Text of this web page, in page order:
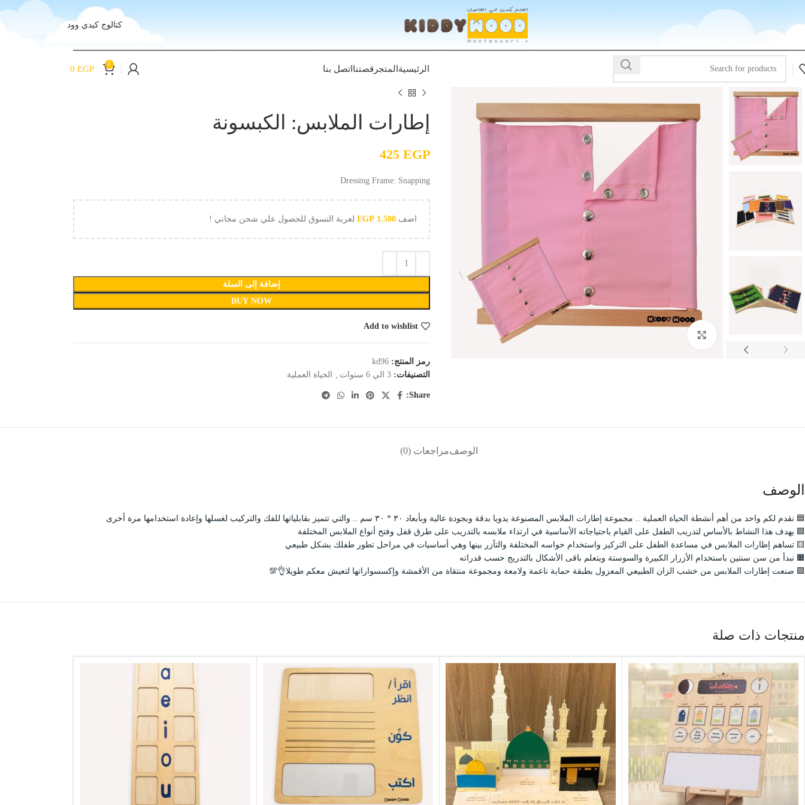
كتالوج كيدي وود
الرئيسية المتجر قصتنا اتصل بنا 0
0 EGP
إطارات الملابس: الكبسونة
425EGP
Dressing Frame: Snapping
اضف 1.500
EGPلعربة التسوق للحصول علي شحن مجاني !
إضافة إلى السلة
BUY NOW
Add to wishlist
رمز المنتج: kd96
التصنيفات: 3 الي 6 سنوات , الحياة العملية
Share:
الوصفمراجعات (0)
الوصف
🟦 نقدم لكم واحد من أهم أنشطة الحياة العملية .. مجموعة إطارات الملابس المصنوعة يدويا بدقة وبجودة عالية وبأبعاد ٣٠ * ٣٠ سم .. والتي تتميز بقابلياتها للفك والتركيب لغسلها وإعادة استخدامها مرة أخرى
🟩 يهدف هذا النشاط بالأساس لتدريب الطفل على القيام باحتياجاته الأساسية في ارتداء ملابسه بالتدريب على طرق قفل وفتح أنواع الملابس المختلفة
🟨 تساهم إطارات الملابس في مساعدة الطفل على التركيز واستخدام حواسه المختلفة والتآزر بينها وهي أساسيات في مراحل تطور طفلك بشكل طبيعي
🟧 نبدأ من سن سنتين باستخدام الأزرار الكبيرة والسوستة ويتعلم باقى الأشكال بالتدريج حسب قدراته
🟪 صنعت إطارات الملابس من خشب الزان الطبيعي المعزول بطبقة حماية ناعمة ولامعة ومجموعة منتقاة من الأقمشة وإكسسواراتها لتعيش معكم طويلا👌💯
منتجات ذات صلة